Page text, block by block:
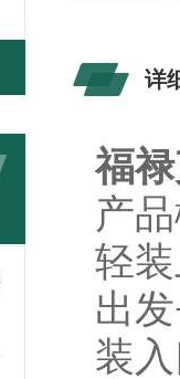
详
福
产
轻
出
装